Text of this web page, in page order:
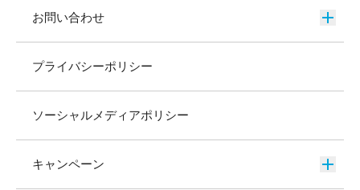
お問い合わせ
プライバシーポリシー
ソーシャルメディアポリシー
キャンペーン